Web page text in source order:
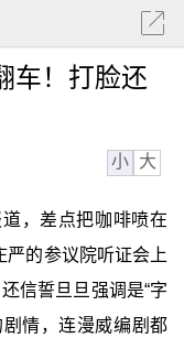
车！打脸还
小 大
，差点把咖啡喷在
的参议院听证会上
信誓旦旦强调是“字
情，连漫威编剧都